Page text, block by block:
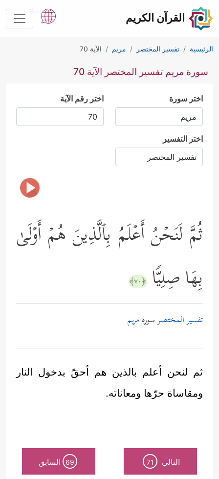
القرآن الكريم
الرئيسية تفسير المختصر مريم الآية 70
سورة مريم تفسير المختصر الآية 70
اختر سورة اختر رقم الآية
اختر التفسير
ثُمَّ لَنَحۡنُ أَعۡلَمُ بِٱلَّذِینَ هُمۡ أَوۡلَىٰ
بِهَا صِلِیࣰّا ﴿٧٠﴾
تفسير المختصرسورة مريم
ثم لنحن أعلم بالذين هم أحقّ بدخول النار
ومقاساة حرّها ومعاناته.
التالي 71
69 السابق